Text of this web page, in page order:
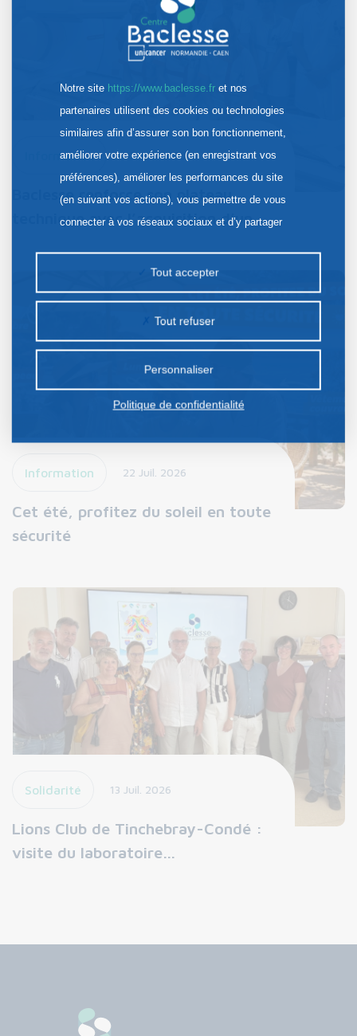
Information 30 Juil. 2026
Baclesse renforce son plateau
technique avec l’acquisition d’un…
Information 22 Juil. 2026
Cet été, profitez du soleil en toute
sécurité
Solidarité 13 Juil. 2026
Lions Club de Tinchebray-Condé :
visite du laboratoire…
Notre site https://www.baclesse.fret nos
partenaires utilisent des cookies ou technologies
similaires afin d’assurer son bon fonctionnement,
améliorer votre expérience (en enregistrant vos
préférences), améliorer les performances du site
(en suivant vos actions), vous permettre de vous
connecter à vos réseaux sociaux et d’y partager
la publicité personnalisée sur notre site ou ceux de
nos partenaires. Certains traceurs non classés
préalable.
Tout accepter
Tout refuser
Personnaliser
Politique de confidentialité